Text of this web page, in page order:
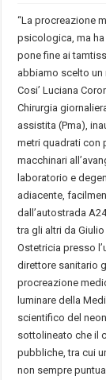
“La procreazione
psicologica, ma
pone fine ai
abbiamo scelto un
Cosi’ Luciana
Chirurgia
assistita (Pma),
metri quadrati con
macchinari
laboratorio e
adiacente,
dall’autostrada
tra gli altri da
Ostetricia presso
direttore sanitario
procreazione
luminare della
scientifico del
sottolineato che il
pubbliche, tra cui
non sempre